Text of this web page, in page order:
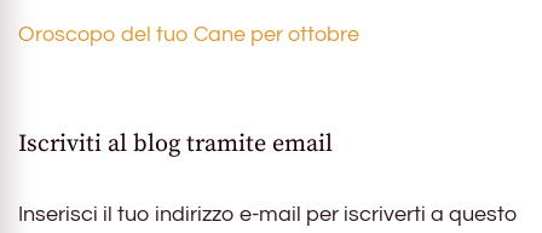
Oroscopo del tuo Cane per ottobre
Iscriviti al blog tramite email
Inserisci il tuo indirizzo e-mail per iscriverti a questo